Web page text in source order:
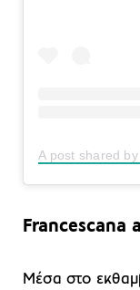
A post shared
Francescana
Μέσα στο